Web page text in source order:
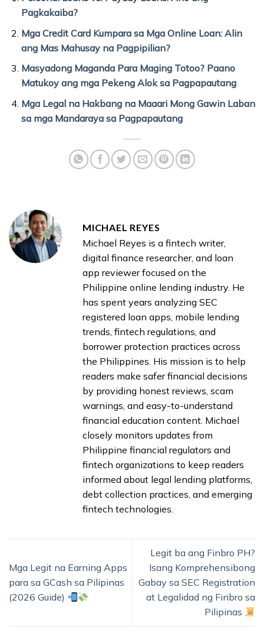
Pagkakaiba?
Mga Credit Card Kumpara sa Mga Online Loan: Alin
ang Mas Mahusay na Pagpipilian?
Masyadong Maganda Para Maging Totoo? Paano
Matukoy ang mga Pekeng Alok sa Pagpapautang
Mga Legal na Hakbang na Maaari Mong Gawin Laban
sa mga Mandaraya sa Pagpapautang
MICHAEL REYES
Michael Reyes is a fintech writer,
digital finance researcher, and loan
app reviewer focused on the
Philippine online lending industry. He
has spent years analyzing SEC
registered loan apps, mobile lending
trends, fintech regulations, and
borrower protection practices across
the Philippines. His mission is to help
readers make safer financial decisions
by providing honest reviews, scam
warnings, and easy-to-understand
financial education content. Michael
closely monitors updates from
Philippine financial regulators and
fintech organizations to keep readers
informed about legal lending platforms,
debt collection practices, and emerging
fintech technologies.
Mga Legit na Earning Apps
para sa GCash sa Pilipinas
(2026 Guide)
Legit ba ang Finbro PH?
Isang Komprehensibong
Gabay sa SEC Registration
at Legalidad ng Finbro sa
Pilipinas